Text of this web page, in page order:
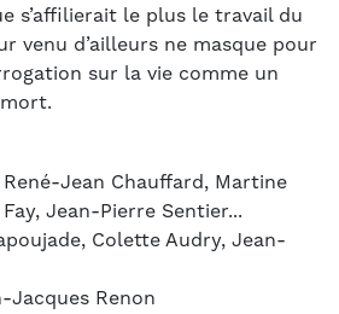
s’affilierait le plus le travail du
venu d’ailleurs ne masque pour
sur la vie comme un
Jean Chauffard, Martine
Jean-Pierre Sentier...
Colette Audry, Jean-
Jacques Renon